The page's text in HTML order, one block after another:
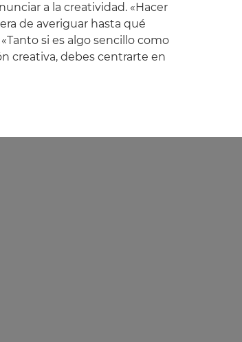
a la creatividad. «Hacer
de averiguar hasta qué
si es algo sencillo como
creativa, debes centrarte en